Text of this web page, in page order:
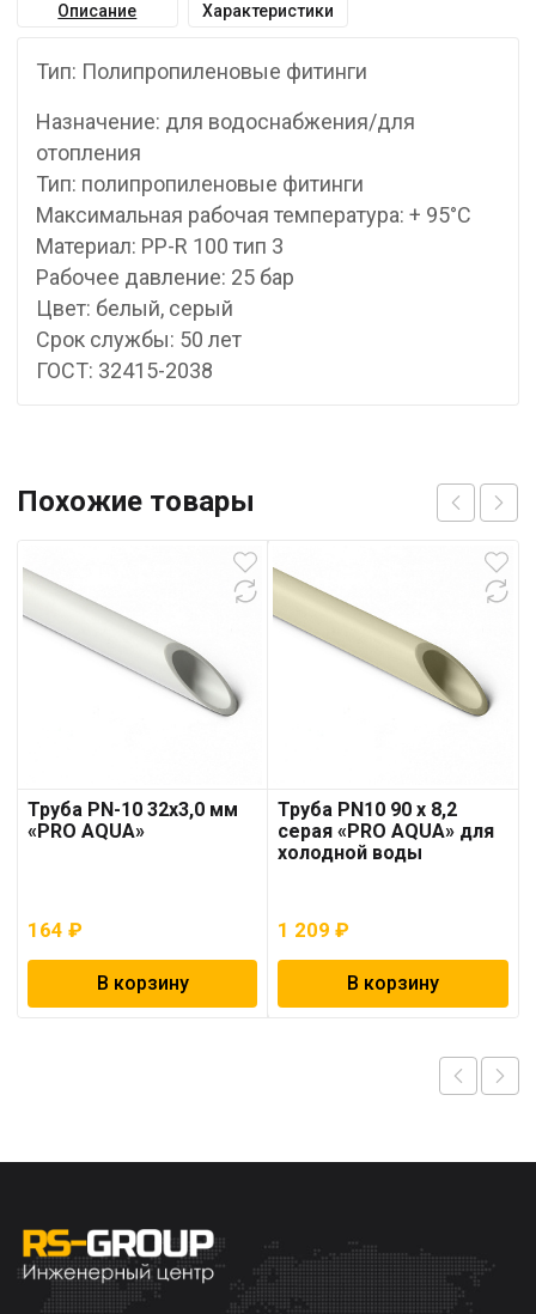
Описание Характеристики
Тип: Полипропиленовые фитинги
Назначение: для водоснабжения/для
отопления
Тип: полипропиленовые фитинги
Максимальная рабочая температура: + 95°С
Материал: PP-R 100 тип 3
Рабочее давление: 25 бар
Цвет: белый, серый
Срок службы: 50 лет
ГОСТ: 32415-2038
Похожие товары
Труба PN-10 32х3,0 мм
«PRO AQUA»
164 ₽
В корзину
Труба PN10 90 x 8,2
серая «PRO AQUA» для
холодной воды
1 209₽
В корзину